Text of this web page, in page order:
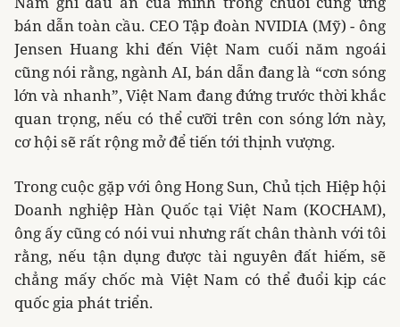
bán dẫn toàn cầu. CEO Tập đoàn NVIDIA (Mỹ) - ông
Jensen Huang khi đến Việt Nam cuối năm ngoái
cũng nói rằng, ngành AI, bán dẫn đang là “cơn sóng
lớn và nhanh”, Việt Nam đang đứng trước thời khắc
quan trọng, nếu có thể cưỡi trên con sóng lớn này,
cơ hội sẽ rất rộng mở để tiến tới thịnh vượng.
Trong cuộc gặp với ông Hong Sun, Chủ tịch Hiệp hội
Doanh nghiệp Hàn Quốc tại Việt Nam (KOCHAM),
ông ấy cũng có nói vui nhưng rất chân thành với tôi
rằng, nếu tận dụng được tài nguyên đất hiếm, sẽ
chẳng mấy chốc mà Việt Nam có thể đuổi kịp các
quốc gia phát triển.